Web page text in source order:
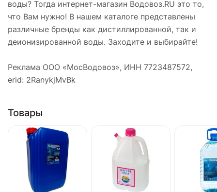
воды? Тогда интернет-магазин Водовоз.RU это то,
что Вам нужно! В нашем каталоге представлены
различные бренды как дистиллированной, так и
деионизированной воды. Заходите и выбирайте!
Реклама ООО «МосВодовоз», ИНН 7723487572,
erid: 2RanykjMvBk
Товары